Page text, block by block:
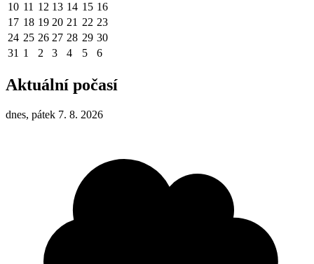
10 11 12 13 14 15 16
17 18 19 20 21 22 23
24 25 26 27 28 29 30
31 1 2 3 4 5 6
Aktuální počasí
dnes, pátek 7. 8. 2026